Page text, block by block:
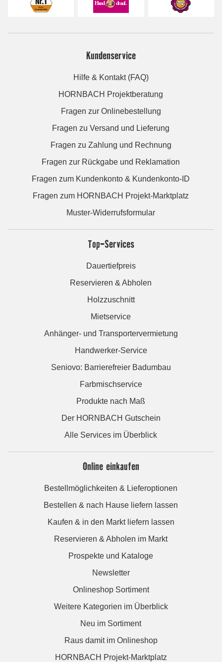
Kundenservice
Hilfe & Kontakt (FAQ)
HORNBACH Projektberatung
Fragen zur Onlinebestellung
Fragen zu Versand und Lieferung
Fragen zu Zahlung und Rechnung
Fragen zur Rückgabe und Reklamation
Fragen zum Kundenkonto & Kundenkonto-ID
Fragen zum HORNBACH Projekt-Marktplatz
Muster-Widerrufsformular
Top-Services
Dauertiefpreis
Reservieren & Abholen
Holzzuschnitt
Mietservice
Anhänger- und Transportervermietung
Handwerker-Service
Seniovo: Barrierefreier Badumbau
Farbmischservice
Produkte nach Maß
Der HORNBACH Gutschein
Alle Services im Überblick
Online einkaufen
Bestellmöglichkeiten & Lieferoptionen
Bestellen & nach Hause liefern lassen
Kaufen & in den Markt liefern lassen
Reservieren & Abholen im Markt
Prospekte und Kataloge
Newsletter
Onlineshop Sortiment
Weitere Kategorien im Überblick
Neu im Sortiment
Raus damit im Onlineshop
HORNBACH Projekt-Marktplatz